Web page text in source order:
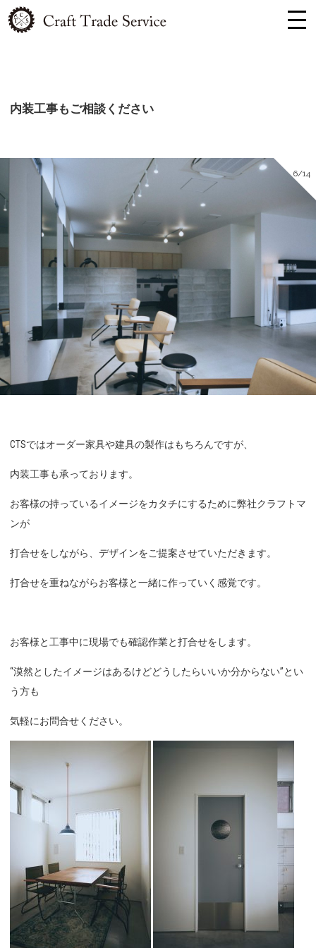
内装工事もご相談ください
6/14
CTSではオーダー家具や建具の製作はもちろんですが、
内装工事も承っております。
お客様の持っているイメージをカタチにするために弊社クラフトマ
ンが
打合せをしながら、デザインをご提案させていただきます。
打合せを重ねながらお客様と一緒に作っていく感覚です。
お客様と工事中に現場でも確認作業と打合せをします。
“漠然としたイメージはあるけどどうしたらいいか分からない”とい
う方も
気軽にお問合せください。